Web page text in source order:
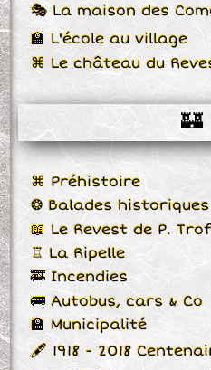
🎭 La maison des
🏫 L'école au village
⌘ Le château du
🏰
⌘ Préhistoire
❂ Balades historiques
📖 Le Revest de P.
♖ La Ripelle
🚒 Incendies
🚌 Autobus, cars & Co
🏫 Municipalité
🖋 1918 - 2018